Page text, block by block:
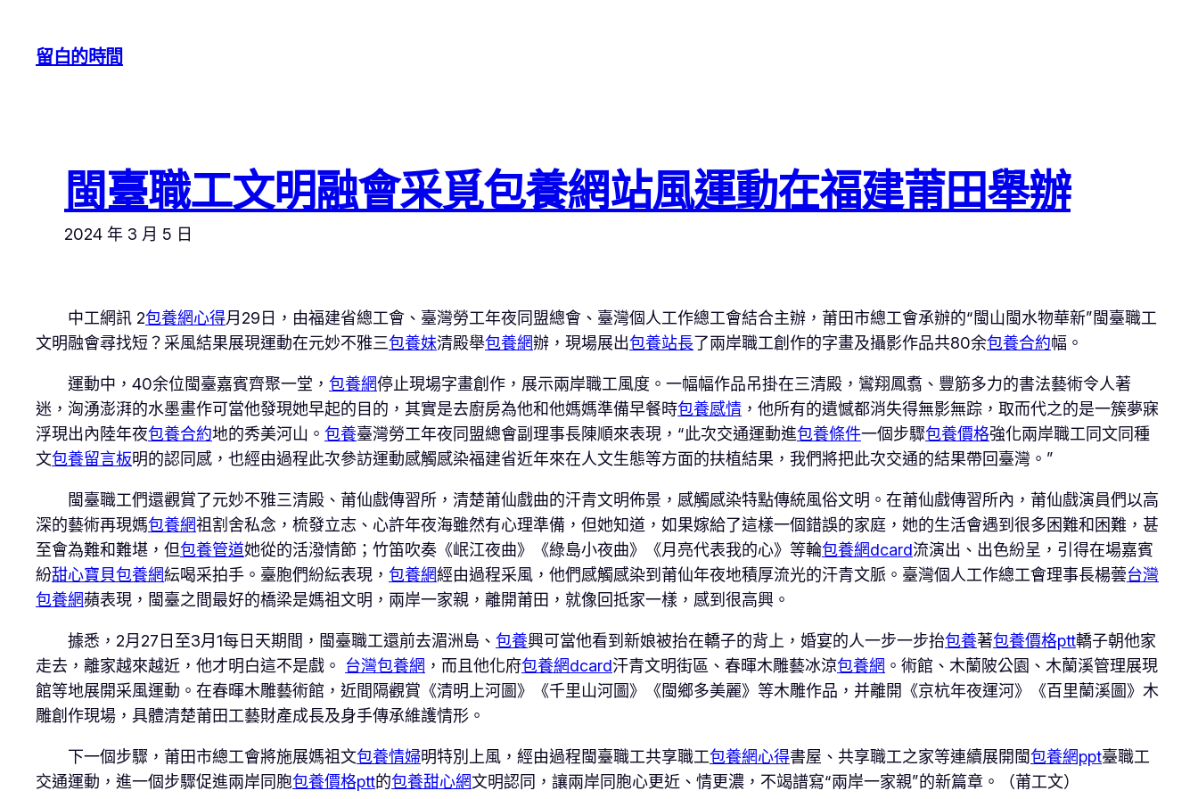
留白的時間
閩臺職工文明融會采覓包養網站風運動在福建莆田舉辦
2024 年 3 月 5 日
中工網訊 2包養網心得月29日，由福建省總工會、臺灣勞工年夜同盟總會、臺灣個人工作總工會結合主辦，莆田市總工會承辦的“閩山閩水物華新”閩臺職工
文明融會尋找短？采風結果展現運動在元妙不雅三包養妹清殿舉包養網辦，現場展出包養站長了兩岸職工創作的字畫及攝影作品共80余包養合約幅。
運動中，40余位閩臺嘉賓齊聚一堂， 包養網停止現場字畫創作，展示兩岸職工風度。一幅幅作品吊掛在三清殿，鸞翔鳳翥、豐筋多力的書法藝術令人著
迷，洶湧澎湃的水墨畫作可當他發現她早起的目的，其實是去廚房為他和他媽媽準備早餐時包養感情 ，他所有的遺憾都消失得無影無踪，取而代之的是一簇夢寐
浮現出內陸年夜包養合約地的秀美河山。 包養臺灣勞工年夜同盟總會副理事長陳順來表現，“此次交通運動進包養條件一個步驟包養價格強化兩岸職工同文同種
文包養留言板明的認同感，也經由過程此次參訪運動感觸感染福建省近年來在人文生態等方面的扶植結果，我們將把此次交通的結果帶回臺灣。”
閩臺職工們還觀賞了元妙不雅三清殿、莆仙戲傳習所，清楚莆仙戲曲的汗青文明佈景，感觸感染特點傳統風俗文明。在莆仙戲傳習所內，莆仙戲演員們以高
深的藝術再現媽包養網祖割舍私念，梳發立志、心許年夜海雖然有心理準備，但她知道，如果嫁給了這樣一個錯誤的家庭，她的生活會遇到很多困難和困難，甚
至會為難和難堪，但包養管道她從的活潑情節；竹笛吹奏《岷江夜曲》《綠島小夜曲》《月亮代表我的心》等輪包養網dcard流演出、出色紛呈，引得在場嘉賓
紛甜心寶貝包養網紜喝采拍手。臺胞們紛紜表現， 包養網經由過程采風，他們感觸感染到莆仙年夜地積厚流光的汗青文脈。臺灣個人工作總工會理事長楊蕓台灣
包養網蘋表現，閩臺之間最好的橋梁是媽祖文明，兩岸一家親，離開莆田，就像回抵家一樣，感到很高興。
據悉，2月27日至3月1每日天期間，閩臺職工還前去湄洲島、 包養興可當他看到新娘被抬在轎子的背上，婚宴的人一步一步抬包養著包養價格ptt轎子朝他家
走去，離家越來越近，他才明白這不是戲。 台灣包養網 ，而且他化府包養網dcard汗青文明街區、春暉木雕藝冰涼包養網 。術館、木蘭陂公園、木蘭溪管理展現
館等地展開采風運動。在春暉木雕藝術館，近間隔觀賞《清明上河圖》《千里山河圖》《閩鄉多美麗》等木雕作品，并離開《京杭年夜運河》《百里蘭溪圖》木
雕創作現場，具體清楚莆田工藝財產成長及身手傳承維護情形。
下一個步驟，莆田市總工會將施展媽祖文包養情婦明特別上風，經由過程閩臺職工共享職工包養網心得書屋、共享職工之家等連續展開閩包養網ppt臺職工
交通運動，進一個步驟促進兩岸同胞包養價格ptt的包養甜心網文明認同，讓兩岸同胞心更近、情更濃，不竭譜寫“兩岸一家親”的新篇章。（莆工文）